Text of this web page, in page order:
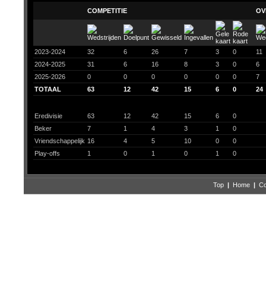
COMPETITIE
2023-2024 32 6 26 7 3 0
11
2024-2025
31 6 16 8 3 0
6
2025-2026
0 0 0 0 0 0
7
TOTAAL
63 12 42 15 6 0 24
Eredivisie 63 12 42 15 6
0
Beker
7 1 4 3 1
0
Vriendschappelijk 16 4 5 10 0
0
Play-offs
1 0 1 0 1 0
Top | Home |